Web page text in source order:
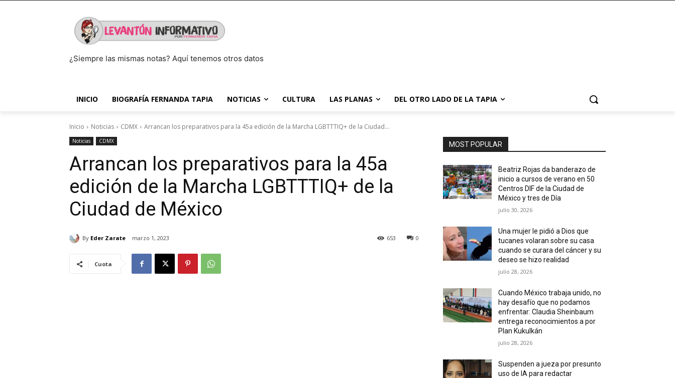
¿Siempre las mismas notas? Aquí tenemos otros datos
INICIO BIOGRAFÍA FERNANDA TAPIA NOTICIAS CULTURA LAS PLANAS DEL OTRO LADO DE LA TAPIA
Inicio Noticias CDMX Arrancan los preparativos para la 45a edición de la Marcha LGBTTTIQ+ de la Ciudad...
Noticias CDMX
Arrancan los preparativos para la 45a
edición de la Marcha LGBTTTIQ+ de la
Ciudad de México
By Eder Zarate marzo 1, 2023 0
653
Cuota
MOST POPULAR
Beatriz Rojas da banderazo de
inicio a cursos de verano en 50
Centros DIF de la Ciudad de
México y tres de Día
julio 30, 2026
Una mujer le pidió a Dios que
tucanes volaran sobre su casa
cuando se curara del cáncer y su
deseo se hizo realidad
julio 28, 2026
Cuando México trabaja unido, no
hay desafío que no podamos
enfrentar: Claudia Sheinbaum
entrega reconocimientos a por
Plan Kukulkán
julio 28, 2026
Suspenden a jueza por presunto
uso de IA para redactar